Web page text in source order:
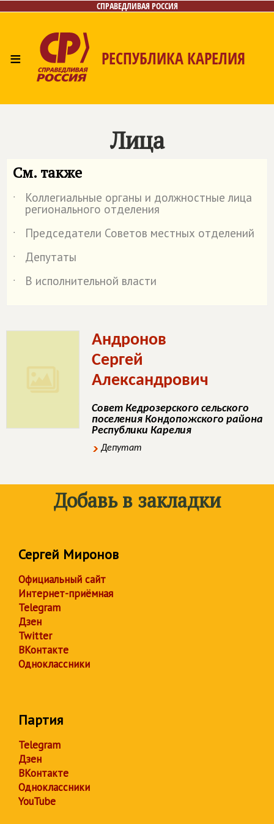
СПРАВЕДЛИВАЯ РОССИЯ
≡ РЕСПУБЛИКА КАРЕЛИЯ
Контакты
Лица
См. также
˙ Коллегиальные органы и должностные лица
регионального отделения
˙
Председатели Советов местных отделений
˙
Депутаты
˙
В исполнительной власти
Андронов
Сергей
Александрович
Совет Кедрозерского сельского
поселения Кондопожского района
Республики Карелия
Депутат
Добавь в закладки
Сергей Миронов
Официальный сайт
Интернет-приёмная
Telegram
Дзен
Twitter
ВКонтакте
Одноклассники
Партия
Telegram
Дзен
ВКонтакте
Одноклассники
YouTube